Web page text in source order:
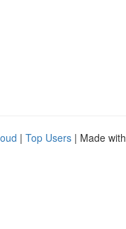
| Top Users | Made with